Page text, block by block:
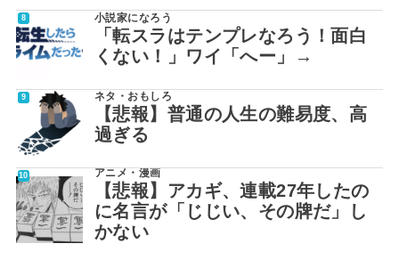
小説家になろう
「転スラはテンプレなろう！面白
くない！」ワイ「へー」→
ネタ・おもしろ
【悲報】普通の人生の難易度、高
過ぎる
アニメ・漫画
【悲報】アカギ、連載27年したの
に名言が「じじい、その牌だ」し
かない